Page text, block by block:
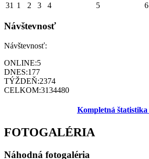
31 1 2 3 4 5 6
Návštevnosť
Návštevnosť:
ONLINE:5
DNES:177
TÝŽDEŇ:2374
CELKOM:3134480
Kompletná štatistika
FOTOGALÉRIA
Náhodná fotogaléria